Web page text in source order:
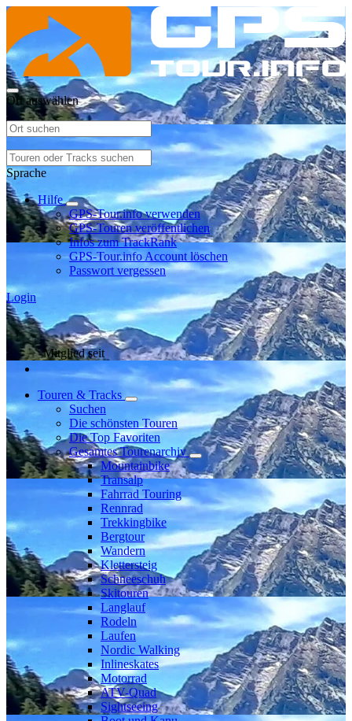
Ort auswählen
Sprache
Hilfe
GPS-Tour.info verwenden
GPS-Touren veröffentlichen
Infos zum TrackRank
GPS-Tour.info Account löschen
Passwort vergessen
Login
Mitglied seit
Touren & Tracks
Suchen
Die schönsten Touren
Die Top Favoriten
Gesamtes Tourenarchiv
Mountainbike
Transalp
Fahrrad Touring
Rennrad
Trekkingbike
Bergtour
Wandern
Klettersteig
Schneeschuh
Skitouren
Langlauf
Rodeln
Laufen
Nordic Walking
Inlineskates
Motorrad
ATV-Quad
Sightseeing